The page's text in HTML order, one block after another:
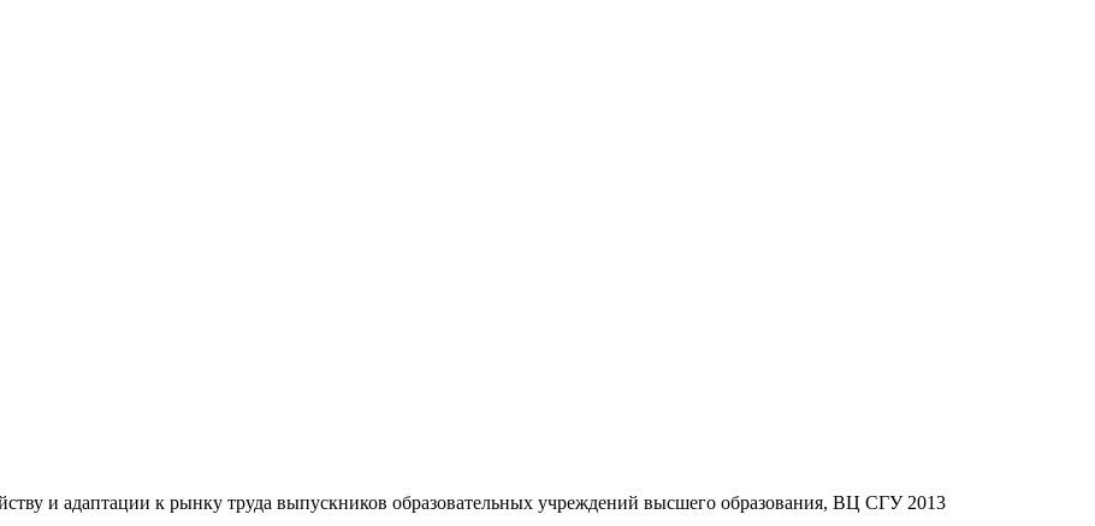
и адаптации к рынку труда выпускников образовательных учреждений высшего образования, ВЦ СГУ 2013